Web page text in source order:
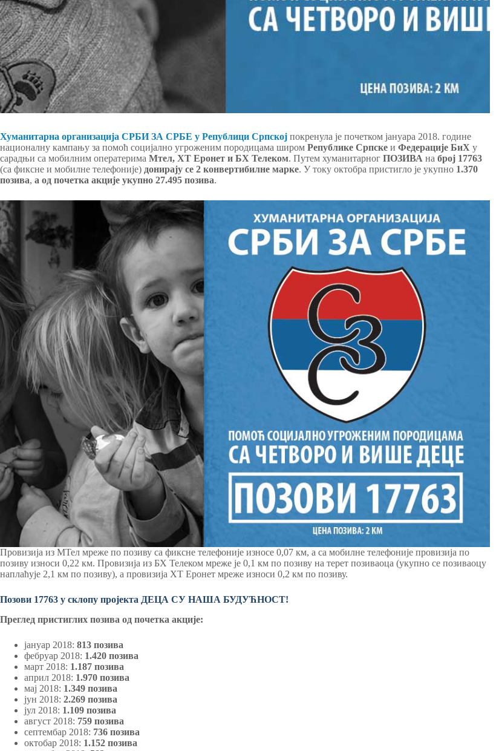
Хуманитарна организација СРБИ ЗА СРБЕ у Републици Српској покренула је почетком јануара 2018. године
националну кампању за помоћ социјално угроженим породицама широм Републике Српске и Федерације БиХ у
сарадњи са мобилним оператерима Мтел, ХТ Еронет и БХ Телеком. Путем хуманитарног ПОЗИВА на број 17763
(са фиксне и мобилне телефоније) донирају се 2 конвертибилне марке. У току октобра пристигло је укупно 1.370
позива, а од почетка акције укупно 27.495 позива.
Провизија из МТел мреже по позиву са фиксне телефоније износе 0,07 км, а са мобилне телефоније провизија по
позиву износи 0,22 км. Провизија из БХ Телеком мреже је 0,1 км по позиву на терет позиваоца (укупно се позиваоцу
наплаћује 2,1 км по позиву), а провизија ХТ Еронет мреже износи 0,2 км по позиву.
Позови 17763 у склопу пројекта ДЕЦА СУ НАША БУДУЋНОСТ!
Преглед пристиглих позива од почетка акције:
јануар 2018: 813 позива
фебруар 2018: 1.420 позива
март 2018: 1.187 позива
април 2018: 1.970 позива
мај 2018: 1.349 позива
јун 2018: 2.269 позива
јул 2018: 1.109 позива
август 2018: 759 позива
септембар 2018: 736 позива
октобар 2018: 1.152 позива